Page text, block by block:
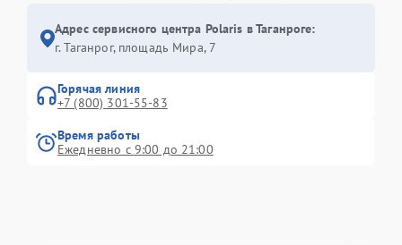
Адрес сервисного центра Polaris в Таганроге:
г. Таганрог, площадь Мира, 7
Горячая линия
+7 (800) 301-55-83
Время работы
Ежедневно с 9:00 до 21:00